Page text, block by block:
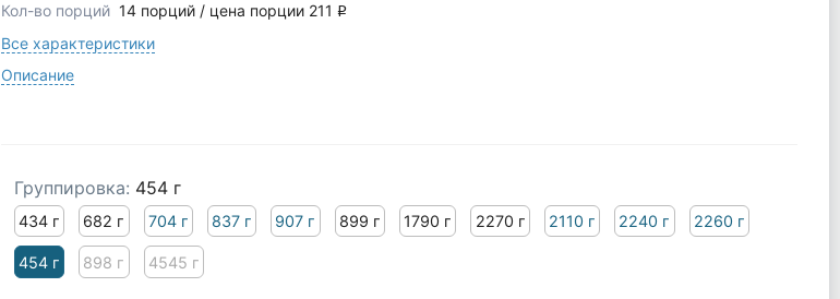
Кол-во порций 14 порций / цена порции 211 q
Все характеристики
Описание
Группировка: 454 г
434 г 682 г 704 г 837 г 907 г 899 г 1790 г 2270 г 2110 г 2240 г 2260 г
454 г 898 г 4545 г